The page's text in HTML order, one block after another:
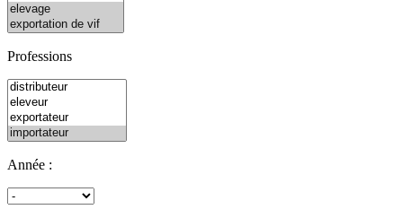
Professions
Année :